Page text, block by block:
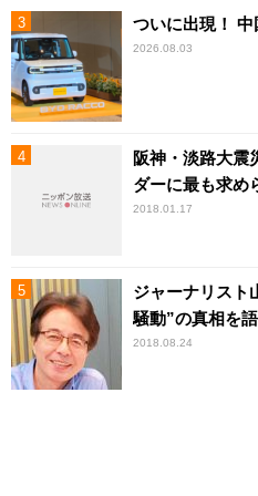
ついに出現！
2026.08.03
阪神・淡路大
ダーに最も求め
2018.01.17
ジャーナリスト
騒動”の真相を
2018.08.24